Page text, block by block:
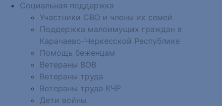
Социальная поддержка
Участники СВО и члены их семей
Поддержка малоимущих граждан в
Карачаево-Черкесской Республике
Помощь беженцам
Ветераны ВОВ
Ветераны труда
Ветераны труда КЧР
Дети войны